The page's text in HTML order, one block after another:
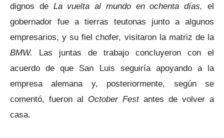
dignos de La vuelta al mundo en ochenta días,el
gobernador fue a tierras teutonas junto a algunos
empresarios, y su fiel chofer, visitaron la matriz de la
BMW. Las juntas de trabajo concluyeron con el
acuerdo de que San Luis seguiría apoyando a la
empresa alemana y, posteriormente, según se
comentó, fueron al October Festantes de volver a
casa.